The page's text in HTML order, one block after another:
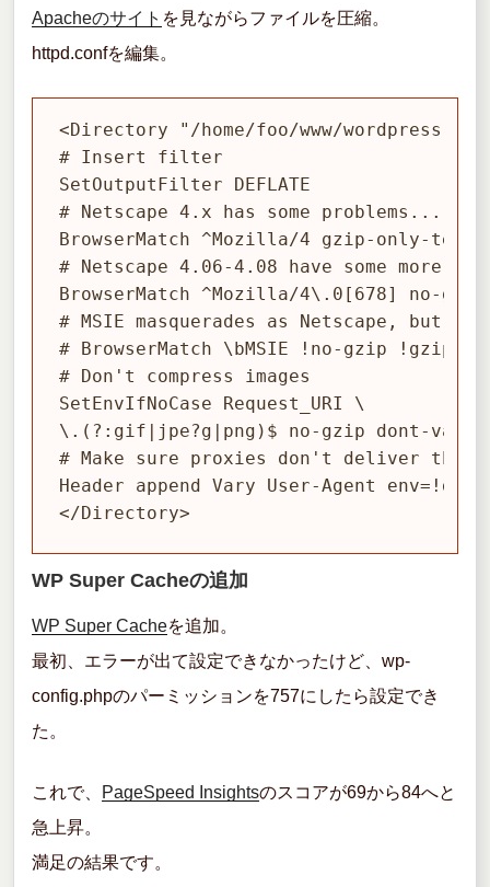
の
Apacheのサイト を見ながらファイルを圧縮。
httpd.confを編集。
<Directory "/home/foo/www/wordpress">
# Insert filter
SetOutputFilter DEFLATE
# Netscape 4.x has some problems...
BrowserMatch ^Mozilla/4 gzip-only-text/
# Netscape 4.06-4.08 have some more
BrowserMatch ^Mozilla/4\.0[678] no-gzip
# MSIE masquerades as Netscape, but
# BrowserMatch \bMSIE !no-gzip !gzip-
# Don't compress images
SetEnvIfNoCase Request_URI \
\.(?:gif|jpe?g|png)$ no-gzip dont-vary
# Make sure proxies don't deliver the
Header append Vary User-Agent
</Directory>
WP Super Cacheの追加
WP Super Cacheを追加。
最初、エラーが出て設定できなかったけど、wp-
config.phpのパーミッションを757にしたら設定でき
た。
これで、 PageSpeed Insightsのスコアが69から84へと
急上昇。
満足の結果です。